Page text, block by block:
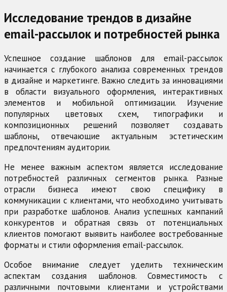
Исследование трендов в дизайне
email-рассылок и потребностей рынка
Успешное создание шаблонов для email-рассылок
начинается с глубокого анализа современных трендов
в дизайне и маркетинге. Важно следить за инновациями
в области визуального оформления, интерактивных
элементов и мобильной оптимизации. Изучение
популярных цветовых схем, типографики и
композиционных решений позволяет создавать
шаблоны, отвечающие актуальным эстетическим
предпочтениям аудитории.
Не менее важным аспектом является исследование
потребностей различных сегментов рынка. Разные
отрасли бизнеса имеют свою специфику в
коммуникации с клиентами, что необходимо учитывать
при разработке шаблонов. Анализ успешных кампаний
конкурентов и обратная связь от потенциальных
клиентов помогают выявить наиболее востребованные
форматы и стили оформления email-рассылок.
Особое внимание следует уделить техническим
аспектам создания шаблонов. Совместимость с
различными почтовыми клиентами и устройствами